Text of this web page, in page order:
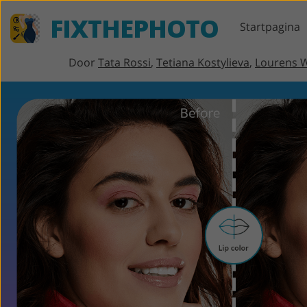
FIXTHEPHOTO Startpagina
Portret retoucheren
Trouwfoto's bewerken
Lightroom
Lightroom-
voorinstellingen
LR-vooraf ingestelde
Voorinstellingen voor
beste aanbieding
Mobiele voorinstellingen
Door Tata Rossi, Tetiana Kostylieva, Lourens